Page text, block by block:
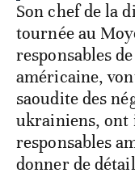
Son chef de la
tournée au
responsables
américaine,
saoudite des
ukrainiens, ont
responsables
donner de